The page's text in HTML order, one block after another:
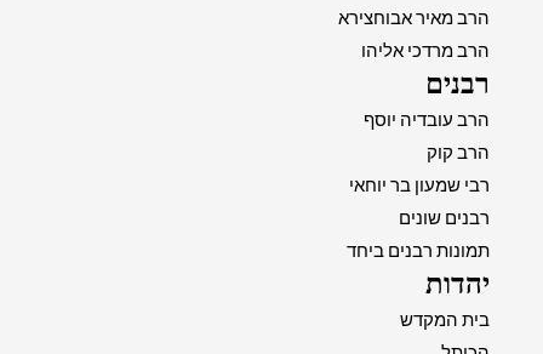
הרב מאיר אבוחצירא
הרב מרדכי אליהו
רבנים
הרב עובדיה יוסף
הרב קוק
רבי שמעון בר יוחאי
רבנים שונים
תמונות רבנים ביחד
יהדות
בית המקדש